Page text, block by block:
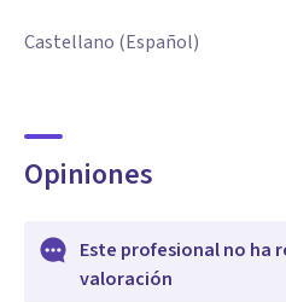
Castellano (Español)
Opiniones
Este profesional no ha
valoración